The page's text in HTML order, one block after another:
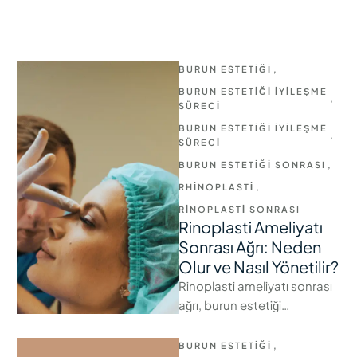
BURUN ESTETIĞI ,
BURUN ESTETIĞI İYILEŞME
SÜRECI
,
BURUN ESTETIĞI İYILEŞME
SÜRECI
,
BURUN ESTETIĞI SONRASI ,
RHINOPLASTI ,
RINOPLASTI SONRASI
Rinoplasti Ameliyatı
Sonrası Ağrı: Neden
Olur ve Nasıl Yönetilir?
Rinoplasti ameliyatı sonrası
ağrı, burun estetiği
en çok merak ettiği konular
BURUN ESTETIĞI ,